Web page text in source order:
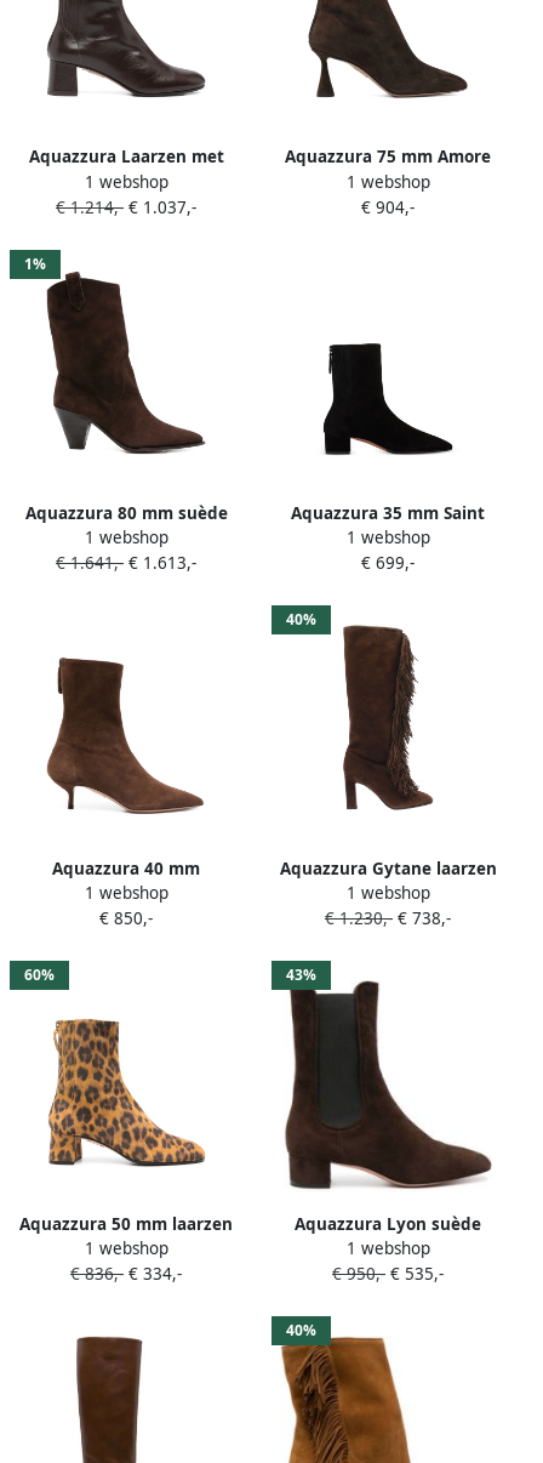
Aquazzura Laarzen met
blokhak Bruin
1 webshop
€ 1.214,- € 1.037,-
Aquazzura 75 mm Amore
suède enkellaarzen Bruin
1 webshop
€ 904,-
1%
Aquazzura 80 mm suède
leren laarzen met Western-
stijl Bruin
1 webshop
€ 1.641,- € 1.613,-
Aquazzura 35 mm Saint
Honore laarzen Bruin
1 webshop
€ 699,-
Aquazzura 40 mm
Montmartre laarzen Bruin
1 webshop
€ 850,-
40%
Aquazzura Gytane laarzen
Bruin
1 webshop
€ 1.230,- € 738,-
60%
Aquazzura 50 mm laarzen
met dierenprint Bruin
1 webshop
€ 836,- € 334,-
43%
Aquazzura Lyon suède
laarzen Bruin
1 webshop
€ 950,- € 535,-
40%